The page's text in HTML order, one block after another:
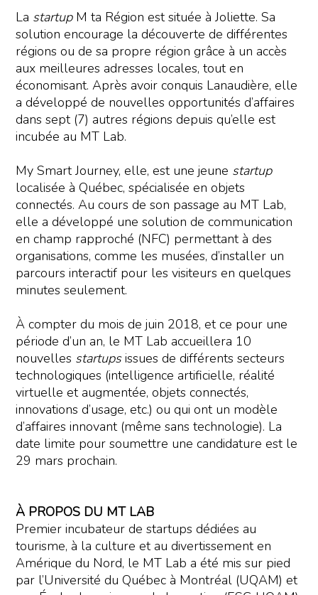
La startupM ta Région est située à Joliette. Sa
solution encourage la découverte de différentes
régions ou de sa propre région grâce à un accès
aux meilleures adresses locales, tout en
économisant. Après avoir conquis Lanaudière, elle
a développé de nouvelles opportunités d’affaires
dans sept (7) autres régions depuis qu’elle est
incubée au MT Lab.
My Smart Journey, elle, est une jeune startup
localisée à Québec, spécialisée en objets
connectés. Au cours de son passage au MT Lab,
elle a développé une solution de communication
en champ rapproché (NFC) permettant à des
organisations, comme les musées, d’installer un
parcours interactif pour les visiteurs en quelques
minutes seulement.
À compter du mois de juin 2018, et ce pour une
période d’un an, le MT Lab accueillera 10
nouvelles startupsissues de différents secteurs
technologiques (intelligence artificielle, réalité
virtuelle et augmentée, objets connectés,
innovations d’usage, etc.) ou qui ont un modèle
d’affaires innovant (même sans technologie). La
date limite pour soumettre une candidature est le
29 mars prochain.
À PROPOS DU MT LAB
Premier incubateur de startups dédiées au
tourisme, à la culture et au divertissement en
Amérique du Nord, le MT Lab a été mis sur pied
par l’Université du Québec à Montréal (UQAM) et